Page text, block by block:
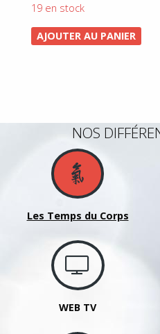
19 en stock
AJOUTER AU PANIER
NOS
Les Temps du Corps
WEB TV